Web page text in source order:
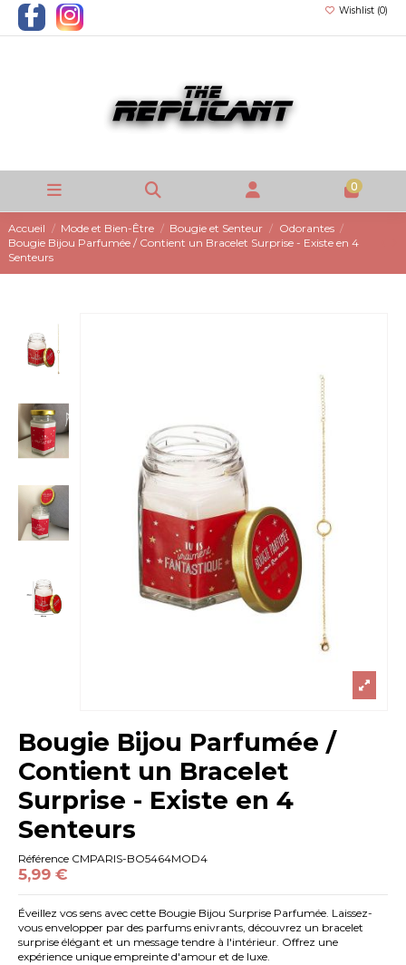
Wishlist (0)
0
Accueil Mode et Bien-Être Bougie et Senteur
Odorantes
Bougie Bijou Parfumée / Contient un Bracelet Surprise - Existe en 4
Senteurs
Bougie Bijou Parfumée /
Contient un Bracelet
Surprise - Existe en 4
Senteurs
Référence CMPARIS-BO5464MOD4
5,99 €
Éveillez vos sens avec cette Bougie Bijou Surprise Parfumée. Laissez-
vous envelopper par des parfums enivrants, découvrez un bracelet
surprise élégant et un message tendre à l'intérieur. Offrez une
expérience unique empreinte d'amour et de luxe.